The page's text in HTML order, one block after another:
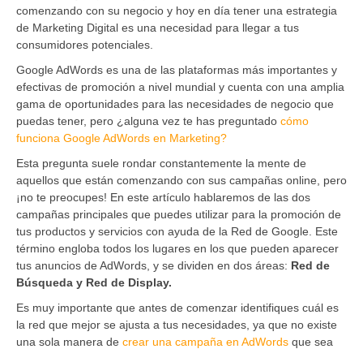
comenzando con su negocio y hoy en día tener una estrategia
de Marketing Digital es una necesidad para llegar a tus
consumidores potenciales.
Google AdWords es una de las plataformas más importantes y
efectivas de promoción a nivel mundial y cuenta con una amplia
gama de oportunidades para las necesidades de negocio que
puedas tener, pero ¿alguna vez te has preguntado cómo
funciona Google AdWords en Marketing?
Esta pregunta suele rondar constantemente la mente de
aquellos que están comenzando con sus campañas online, pero
¡no te preocupes! En este artículo hablaremos de las dos
campañas principales que puedes utilizar para la promoción de
tus productos y servicios con ayuda de la Red de Google. Este
término engloba todos los lugares en los que pueden aparecer
tus anuncios de AdWords, y se dividen en dos áreas: Red de
Búsqueda y Red de Display.
Es muy importante que antes de comenzar identifiques cuál es
la red que mejor se ajusta a tus necesidades, ya que no existe
una sola manera de crear una campaña en AdWords que sea